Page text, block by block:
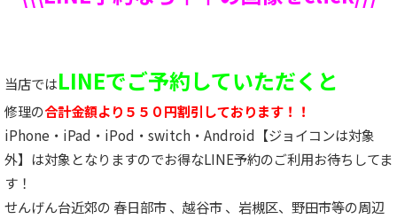
当店ではLINEでご予約していただくと
修理の合計金額より５５０円割引しております！！
iPhone・iPad・iPod・switch・Android【ジョイコンは対象
外】は対象となりますのでお得なLINE予約のご利用お待ちしてま
す！
せんげん台近郊の 春日部市 、越谷市 、岩槻区、野田市等の周辺